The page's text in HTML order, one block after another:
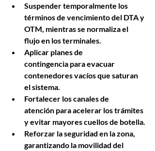
Suspender temporalmente los
términos de vencimiento del DTA y
OTM , mientras se normaliza el
flujo en los terminales.
Aplicar planes de
contingencia para evacuar
contenedores vacíos que saturan
el sistema.
Fortalecer los canales de
atención para acelerar los trámites
y evitar mayores cuellos de botella.
Reforzar la seguridad en la zona
garantizando la movilidad del